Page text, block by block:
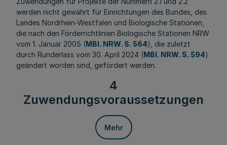
werden nicht gewährt für Einrichtungen des Bundes, des
Landes Nordrhein-Westfalen und Biologische Stationen,
die nach den Förderrichtlinien Biologische Stationen NRW
vom 1. Januar 2005 (MBl. NRW. S. 564), die zuletzt
durch Runderlass vom 30. April 2024 (MBl. NRW. S. 594)
geändert worden sind, gefördert werden.
4
Zuwendungsvoraussetzungen
Mehr